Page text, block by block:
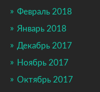
Февраль 2018
Январь 2018
Декабрь 2017
Ноябрь 2017
Октябрь 2017